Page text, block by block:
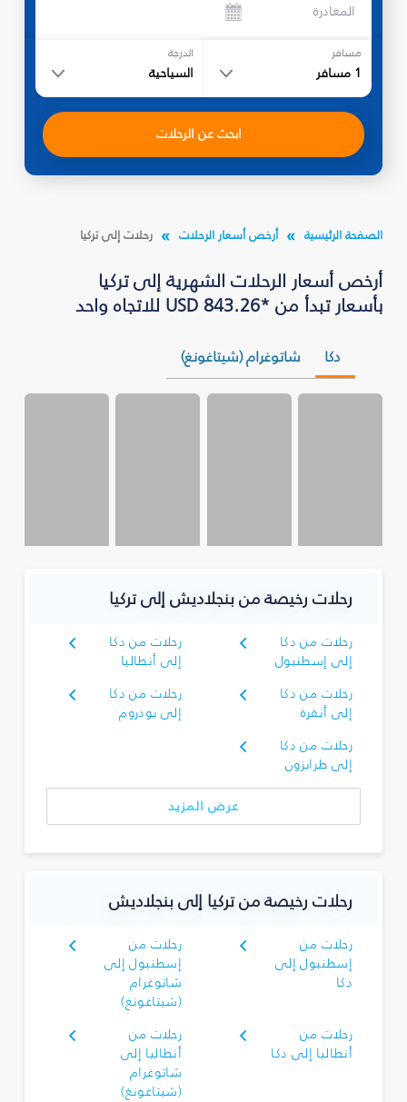
المغادرة
مسافر
1 مسافر
الدرجة
السياحية
ابحث عن الرحلات
الصفحة الرئيسية أرخص أسعار الرحلات رحلات إلى تركيا
أرخص أسعار الرحلات الشهرية إلى تركيا
بأسعار تبدأ من *USD 843.26 للاتجاه واحد
دكا شاتوغرام (شيتاغونغ)
رحلات رخيصة من بنجلاديش إلى تركيا
رحلات من دكا
إلى إسطنبول
رحلات من دكا
إلى أنطاليا
رحلات من دكا
إلى أنقرة
رحلات من دكا
إلى بودروم
رحلات من دكا
إلى طرابزون
عرض المزيد
رحلات رخيصة من تركيا إلى بنجلاديش
رحلات من
إسطنبول إلى
دكا
رحلات من
إسطنبول إلى
شاتوغرام
(شيتاغونغ)
رحلات من
أنطاليا إلى دكا
رحلات من
أنطاليا إلى
شاتوغرام
(شيتاغونغ)